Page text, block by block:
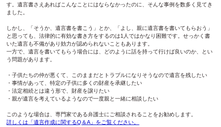
す。遺言書さえあればこんなことにはならなかったのに、そんな事例を数多く見てき
ました。
しかし、「そうか、遺言書を書こう」とか、「よし、親に遺言書を書いてもらおう」
と思っても、法律的に有効な書き方をするのは1人ではかなり困難です。せっかく書
いた遺言も不備があり効力が認められないこともあります。
一方で、遺言を書いてもらう場合には、どのように話を持って行けば良いのか、とい
う問題があります。
・子供たちの仲が悪くて、このままだとトラブルになりそうなので遺言を残したい
・事情があって、特定の子供に多くの財産を承継したい
・法定相続とは違う形で、財産を譲りたい
・親が遺言を考えているようなので一度親と一緒に相談したい
このような場合は、専門家である弁護士にご相談されることをお勧めします。
詳しくは「遺言作成に関するQ＆A」をご覧ください。